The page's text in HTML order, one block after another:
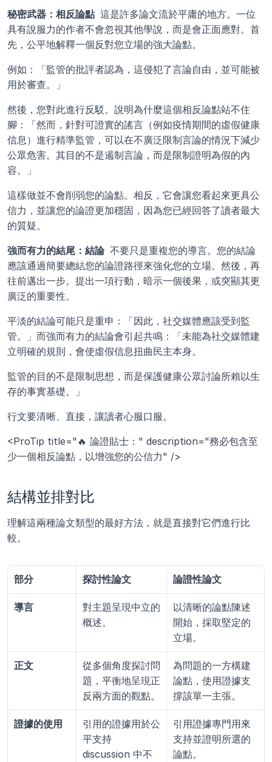
秘密武器：相反論點 這是許多論文流於平庸的地方。一位
具有說服力的作者不會忽視其他學說，而是會正面應對。首
先，公平地解釋一個反對您立場的強大論點。
例如：「監管的批評者認為，這侵犯了言論自由，並可能被
用於審查。」
然後，您對此進行反駁。說明為什麼這個相反論點站不住
腳：「然而，針對可證實的謠言（例如疫情期間的虛假健康
信息）進行精準監管，可以在不廣泛限制言論的情況下減少
公眾危害。其目的不是遏制言論，而是限制證明為假的內
容。」
這樣做並不會削弱您的論點。相反，它會讓您看起來更具公
信力，並讓您的論證更加穩固，因為您已經回答了讀者最大
的質疑。
強而有力的結尾：結論 不要只是重複您的導言。您的結論
應該通過簡要總結您的論證路徑來強化您的立場。然後，再
往前邁出一步。提出一項行動，暗示一個後果，或突顯其更
廣泛的重要性。
平淡的結論可能只是重申：「因此，社交媒體應該受到監
管。」而強而有力的結論會引起共鳴：「未能為社交媒體建
立明確的規則，會使虛假信息扭曲民主本身。
監管的目的不是限制思想，而是保護健康公眾討論所賴以生
存的事實基礎。」
行文要清晰、直接，讓讀者心服口服。
<ProTip title="🔥 論證貼士：" description="務必包含至
少一個相反論點，以增強您的公信力" />
結構並排對比
理解這兩種論文類型的最好方法，就是直接對它們進行比
較。
部分 探討性論文 論證性論文
導言
對主題呈現中立的
概述。
以清晰的論點陳述
開始，採取堅定的
立場。
正文
從多個角度探討問
題，平衡地呈現正
反兩方面的觀點。
為問題的一方構建
論點，使用證據支
撐該單一主張。
證據的使用
引用的證據用於公
平支持
discussion 中不
引用證據專門用來
支持並證明所選的
論點。